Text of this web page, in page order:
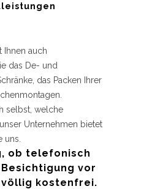
Ihnen auch
das De- und
das Packen Ihrer
selbst, welche
Unternehmen bietet
uns.
ob telefonisch
vor
kostenfrei.